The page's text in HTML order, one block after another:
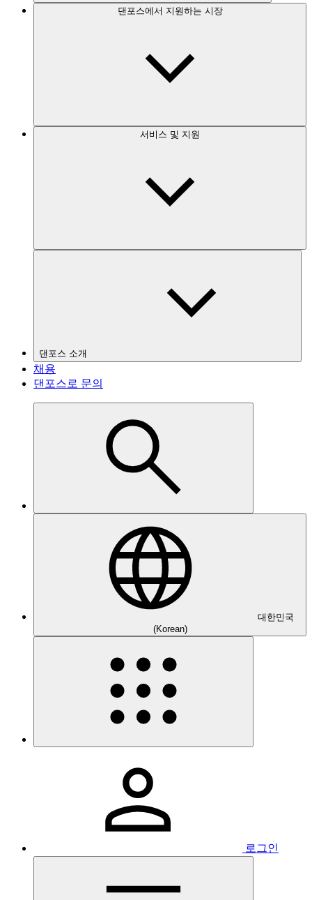
댄포스에서 지원하는 시장
서비스 및 지원
댄포스 소개
채용
댄포스로 문의
대한민국
(Korean)
로그인